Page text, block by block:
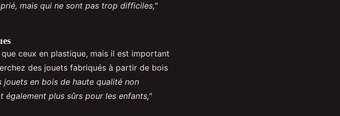
mais qui ne sont pas trop difficiles,"
ceux en plastique, mais il est important
des jouets fabriqués à partir de bois
jouets en bois de haute qualité non
également plus sûrs pour les enfants,"